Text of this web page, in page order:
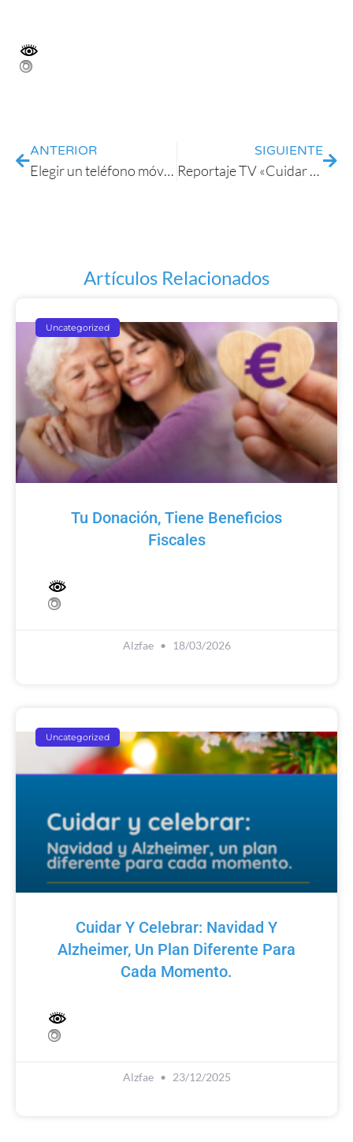
ANTERIOR
Elegir un teléfono móvil para personas mayores
SIGUIENTE
Reportaje TV «Cuidar de los que nos cuidaron»
Artículos Relacionados
Uncategorized
Tu Donación, Tiene Beneficios
Fiscales
Alzfae 18/03/2026
Uncategorized
Cuidar Y Celebrar: Navidad Y
Alzheimer, Un Plan Diferente Para
Cada Momento.
Alzfae 23/12/2025